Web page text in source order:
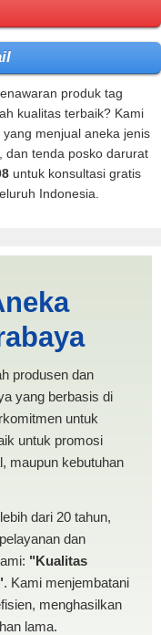
produk tag
kualitas terbaik? Kami
menjual aneka jenis
dan tenda posko darurat
untuk konsultasi gratis
Indonesia.
TENDA
produsen dan
yang berbasis di
untuk
untuk promosi
maupun kebutuhan
dari 20 tahun,
dan
"Kualitas
. Kami menjembatani
menghasilkan
lama.